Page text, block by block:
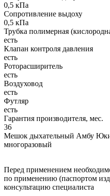
0,5 кПа
Сопротивление выдоху
0,5 кПа
Трубка полимерная
есть
Клапан контроля давления
есть
Роторасширитель
есть
Воздуховод
есть
Футляр
есть
Гарантия производителя, мес.
36
Мешок дыхательный Амбу
многоразовый
Перед применением
по применению (паспортом
консультацию специалиста